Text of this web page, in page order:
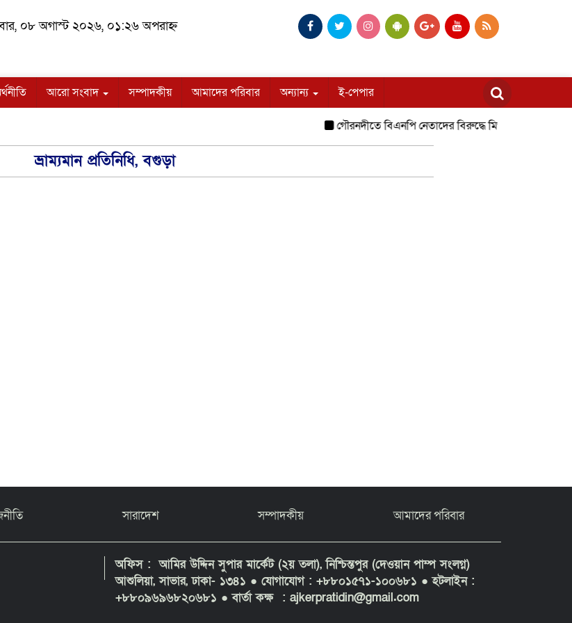
০৮ অগাস্ট ২০২৬, ০১:২৬ অপরাহ্ন
আরো সংবাদ সম্পাদকীয় আমাদের পরিবার অন্যান্য ই-পেপার
গৌরনদীতে বিএনপি নেতাদের বিরুদ্ধে মিথ্যা চাঁদা দাবির
ভ্রাম্যমান প্রতিনিধি, বগুড়া
সারাদেশ সম্পাদকীয় আমাদের পরিবার
অফিস : আমির উদ্দিন সুপার মার্কেট (২য় তলা), নিশ্চিন্তপুর (দেওয়ান পাম্প সংলগ্ন)
আশুলিয়া, সাভার, ঢাকা- ১৩৪১ ● যোগাযোগ : +৮৮০১৫৭১-১০০৬৮১ ● হটলাইন :
+৮৮০৯৬৯৬৮২০৬৮১ ● বার্তা কক্ষ : ajkerpratidin@gmail.com